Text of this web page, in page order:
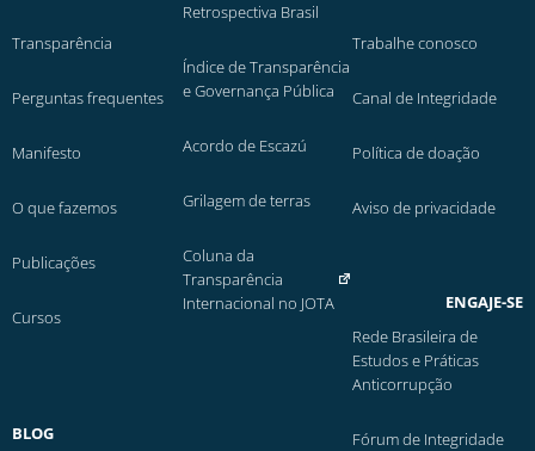
Transparência
Perguntas frequentes
Manifesto
O que fazemos
Publicações
Cursos
BLOG
Retrospectiva Brasil
Índice de Transparência
e Governança Pública
Acordo de Escazú
Grilagem de terras
Coluna da
Transparência
Internacional no JOTA
Trabalhe conosco
Canal de Integridade
Política de doação
Aviso de privacidade
ENGAJE-SE
Rede Brasileira de
Estudos e Práticas
Anticorrupção
Fórum de Integridade